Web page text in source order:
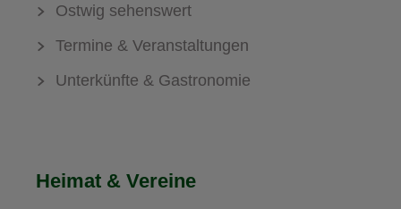
Ostwig sehenswert
Termine & Veranstaltungen
Unterkünfte & Gastronomie
Heimat & Vereine